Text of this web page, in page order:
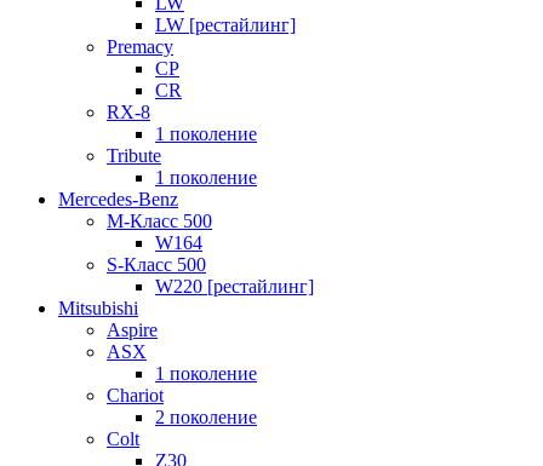
LW [рестайлинг]
Premacy
CP
CR
RX-8
1 поколение
Tribute
1 поколение
Mercedes-Benz
M-Класс 500
W164
S-Класс 500
W220 [рестайлинг]
Mitsubishi
Aspire
ASX
1 поколение
Chariot
2 поколение
Colt
Z30